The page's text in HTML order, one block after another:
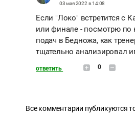
03 мая 2022 в 14:08
Если "Локо" встретится с
или финале - посмотрю по
подач в Бедножа, как
тщательно анализировал
ответить 0
Все комментарии публикуются